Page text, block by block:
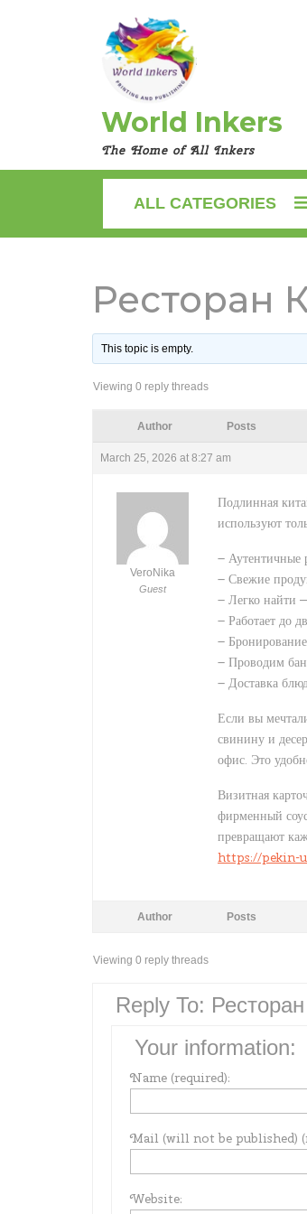
World Inkers
The Home of All Inkers
ALL CATEGORIES
Ресторан
This topic is empty.
Viewing 0 reply threads
Author Posts
March 25, 2026 at 8:27 am
VeroNika
Guest
Подлинная
используют
– Аутентичные
– Свежие
– Легко найти
– Работает до
–
– Проводим
– Доставка
Если вы
свинину и
офис. Это
Визитная
фирменный
превращают
https://pekin-
Author Posts
Viewing 0 reply threads
Reply To:
Your information:
Name (required):
Mail (will not be published)
Website: